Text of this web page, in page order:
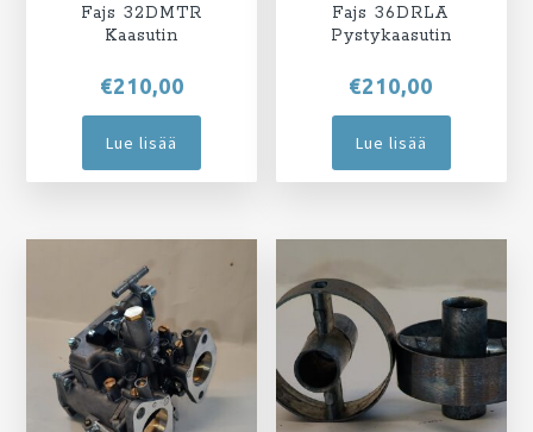
Fajs 32DMTR
Kaasutin
€210,00
Lue lisää
Fajs 36DRLA
Pystykaasutin
€210,00
Lue lisää